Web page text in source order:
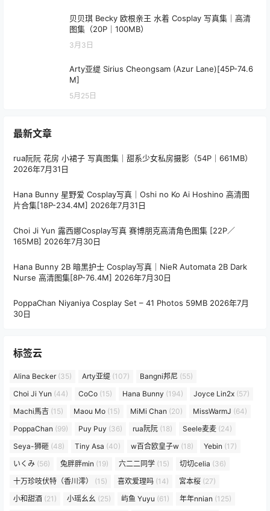
贝贝琪 Becky 欧根亲王 水着 Cosplay 写真集｜高清
图集（20P｜100MB）
3月3日
Arty亚缇 Sirius Cheongsam (Azur Lane)[45P-74.6
M]
5月25日
最新文章
rua阮阮 花房 小裙子 写真图集｜甜系少女私房摄影（54P｜661MB）
2026年7月31日
Hana Bunny 星野爱 Cosplay写真｜Oshi no Ko Ai Hoshino 高清图
片合集[18P-234.4M] 2026年7月31日
Choi Ji Yun 露西娜Cosplay写真 赛博朋克高清角色图集 [22P／
165MB] 2026年7月30日
Hana Bunny 2B 暗黑护士 Cosplay写真｜NieR Automata 2B Dark
Nurse 高清图集[8P-76.4M] 2026年7月30日
PoppaChan Niyaniya Cosplay Set – 41 Photos 59MB 2026年7月
30日
标签云
Alina Becker(35) Arty亚缇 (107) Bangni邦尼 (55)
Choi Ji Yun (44) CoCo (15) Hana Bunny (194) Joyce Lin2x (57)
Machi馬吉 (15) Maou Mo (15) MiMi Chan (20) MissWarmJ (64)
PoppaChan (99) Puy Puy (36) rua阮阮 (18) Seele麦麦 (24)
Seya-狮砸 (48) Tiny Asa (40) w百合欧皇子w (18) Yebin (17)
いくみ (56) 兔胖胖min (19) 六二二同学 (15) 切切celia (36)
十万珍吱伏特（香川澪）
(15) 喜欢爱理吗 (14) 宮本桜 (27)
小和甜酒 (21) 小瑶幺幺 (25) 屿鱼 Yuyu (61) 年年nnian (125)